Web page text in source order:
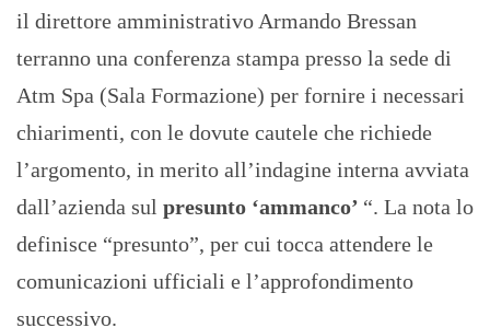
il direttore amministrativo Armando Bressan
terranno una conferenza stampa presso la sede di
Atm Spa (Sala Formazione) per fornire i necessari
chiarimenti, con le dovute cautele che richiede
l’argomento, in merito all’indagine interna avviata
dall’azienda sul presunto ‘ammanco’ “. La nota lo
definisce “presunto”, per cui tocca attendere le
comunicazioni ufficiali e l’approfondimento
successivo.